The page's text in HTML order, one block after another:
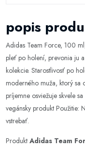
popis
Adidas Team Force, 100
pleť po holení, prevonia ju
kolekcie. Starostlivosť po
moderného muža, ktorý sa
príjemne osviežuje skvele
vegánsky produkt Použitie:
vstrebať.
Produkt Adidas Team